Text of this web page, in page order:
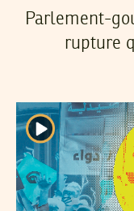
Parlement-
rupture